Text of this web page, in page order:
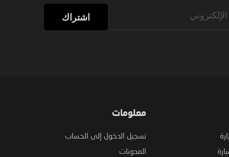
اشتراك
معلومات
تسجيل الدخول إلى الحساب
المدونات